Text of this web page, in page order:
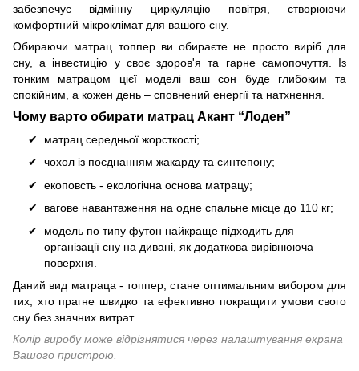
забезпечує відмінну циркуляцію повітря, створюючи
комфортний мікроклімат для вашого сну.
Обираючи матрац топпер ви обираєте не просто виріб для
сну, а інвестицію у своє здоров'я та гарне самопочуття. Із
тонким матрацом цієї моделі ваш сон буде глибоким та
спокійним, а кожен день – сповнений енергії та натхнення.
Чому варто обирати матрац Акант “Лоден”
матрац середньої жорсткості;
чохол із поєднанням жакарду та синтепону;
екоповсть - екологічна основа матрацу;
вагове навантаження на одне спальне місце до 110 кг;
модель по типу футон найкраще підходить для
організації сну на дивані, як додаткова вирівнююча
поверхня.
Даний вид матраца - топпер, стане оптимальним вибором для
тих, хто прагне швидко та ефективно покращити умови свого
сну без значних витрат.
Колір виробу може відрізнятися через налаштування екрана
Вашого пристрою.